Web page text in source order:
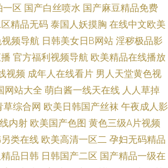
一区 国产白丝喷水 国产麻豆精品免费
精品无码 泰国人妖摸胸 在线中文欧美
频导航 日韩美女日B网站 淫秽极品影
官方福利视频导航 欧美精品在线播放
视频 成年人在线看片 男人天堂黄色视
网站大全 萌白酱一线天在线 人人草掉
草综合网 欧美日韩国产丝袜 午夜成人影
内射 欧美国产色图 黄色三级A片视频
类在线 欧美高清一区二 孕妇无码精品
品日韩 日韩国产二区 国产精品一级在